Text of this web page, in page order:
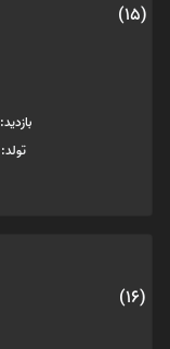
(15)
بازدید: 131 - کد متوفی: 5061900
تولد: 1341/12/01 فوت: 1363/12/22
(16)